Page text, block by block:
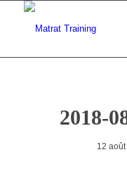
2018-
12